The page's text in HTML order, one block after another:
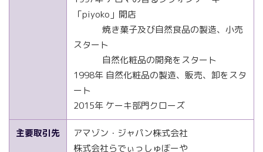
「piyoko」開店
焼き菓子及び自然食品の製造、小売
スタート
自然化粧品の開発をスタート
1998年 自然化粧品の製造、販売、卸をスタ
ート
2015年 ケーキ部門クローズ
主要取引先
アマゾン・ジャパン株式会社
株式会社らでぃっしゅぼーや